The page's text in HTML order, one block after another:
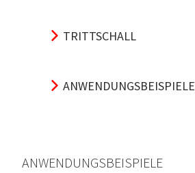
TRITTSCHALL
ANWENDUNGSBEISPIELE
ANWENDUNGSBEISPIELE